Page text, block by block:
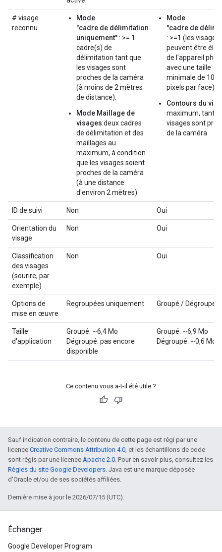
# visage
reconnu
Mode
"cadre de délimitation
uniquement": >= 1
cadre(s) de
délimitation tant que
les visages sont
proches de la caméra
(à moins de 2 mètres
de distance).
Mode Maillage de
visages:deux cadres
de délimitation et des
maillages au
maximum, à condition
que les visages soient
proches de la caméra
(à une distance
d'environ 2 mètres).
Mode
"cadre de
: >=1 (les visages
peuvent être
de l'appareil
avec une taille
minimale de 100
pixels par face)
Contours du
maximum, tant
visages sont
de la caméra
ID de suivi Non Oui
Orientation du
visage
Non Oui
Classification
des visages
(sourire, par
exemple)
Non Oui
Options de
mise en œuvre
Regroupées uniquement Groupé / Dégroupé
Taille
d'application
Groupé: ~6,4 Mo
Dégroupé: pas encore
disponible
Groupé: ~6,9 Mo
Dégroupé: ~0,6 Mo
Ce contenu vous a-t-il été utile ?
Sauf indication contraire, le contenu de cette page est régi par une
licence Creative Commons Attribution 4.0 , et les échantillons de code
sont régis par une licence Apache 2.0 . Pour en savoir plus, consultez les
Règles du site Google Developers . Java est une marque déposée
d'Oracle et/ou de ses sociétés affiliées.
Dernière mise à jour le 2026/07/15 (UTC).
Échanger
Google Developer Program